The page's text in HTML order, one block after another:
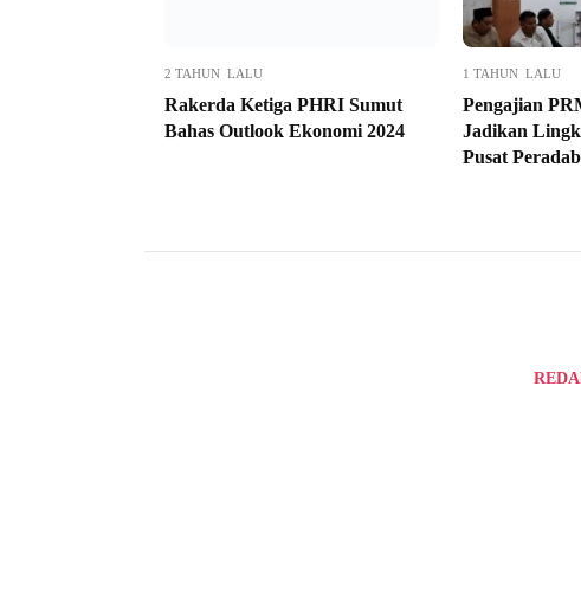
2 TAHUN LALU
Rakerda Ketiga PHRI Sumut
Bahas Outlook Ekonomi 2024
1 TAHUN LALU
Pengajian
Jadikan
Pusat